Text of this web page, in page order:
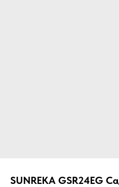
SUNREKA GSR24EG